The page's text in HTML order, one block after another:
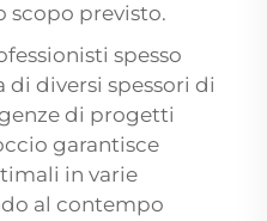
scopo previsto.
spesso
diversi spessori di
di progetti
garantisce
in varie
al contempo